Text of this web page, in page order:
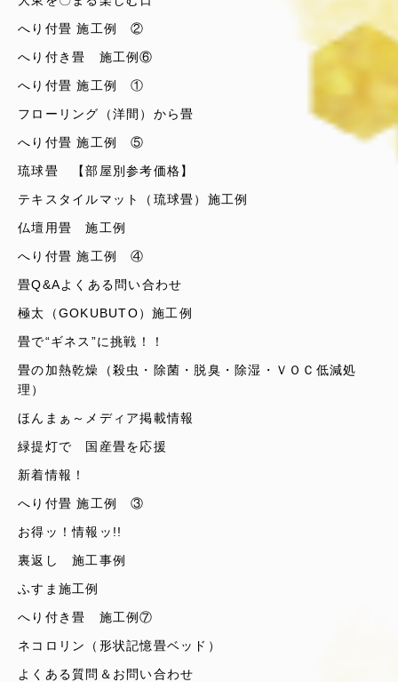
へり付畳 施工例 ②
へり付き畳 施工例⑥
へり付畳 施工例 ①
フローリング（洋間）から畳
へり付畳 施工例 ⑤
琉球畳 【部屋別参考価格】
テキスタイルマット（琉球畳）施工例
仏壇用畳 施工例
へり付畳 施工例 ④
畳Q&Aよくある問い合わせ
極太（GOKUBUTO）施工例
畳で“ギネス”に挑戦！！
畳の加熱乾燥（殺虫・除菌・脱臭・除湿・ＶＯＣ低減処
理）
ほんまぁ～メディア掲載情報
緑提灯で 国産畳を応援
新着情報！
へり付畳 施工例 ③
お得ッ！情報ッ!!
裏返し 施工事例
ふすま施工例
へり付き畳 施工例⑦
ネコロリン（形状記憶畳ベッド）
よくある質問＆お問い合わせ